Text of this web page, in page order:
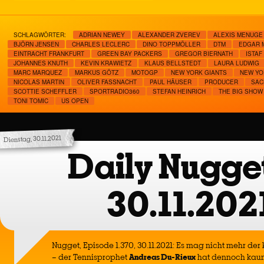
SCHLAGWÖRTER: ADRIAN NEWEY ALEXANDER ZVEREV
ALEXIS MENUGE
BJÖRN JENSEN
CHARLES LECLERC DINO TOPPMÖLLER DTM
EDGAR
EINTRACHT FRANKFURT
GREEN BAY PACKERS GREGOR BIERNATH
ISTAF
JOHANNES KNUTH
KEVIN KRAWIETZ KLAUS BELLSTEDT
LAURA LUDWIG
MARC MARQUEZ
MARKUS GÖTZ MOTOGP NEW YORK GIANTS
NEW
NICOLAS MARTIN
OLIVER FASSNACHT PAUL HÄUSER PRODUCER
SCOTTIE SCHEFFLER
SPORTRADIO360 STEFAN HEINRICH
THE BIG SHOW
TONI TOMIC
US OPEN
Dienstag, 30.11.2021
Daily
Nugget, Episode 1.370, 30.11.2021: Es mag nicht mehr
– der TennisprophetAndreas Du-Rieuxhat dennoch